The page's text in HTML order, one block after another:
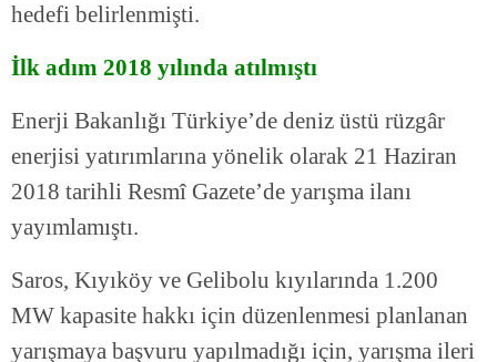
hedefi belirlenmişti.
İlk adım 2018 yılında atılmıştı
Enerji Bakanlığı Türkiye’de deniz üstü rüzgâr
enerjisi yatırımlarına yönelik olarak 21 Haziran
2018 tarihli Resmî Gazete’de yarışma ilanı
yayımlamıştı.
Saros, Kıyıköy ve Gelibolu kıyılarında 1.200
MW kapasite hakkı için düzenlenmesi planlanan
yarışmaya başvuru yapılmadığı için, yarışma ileri